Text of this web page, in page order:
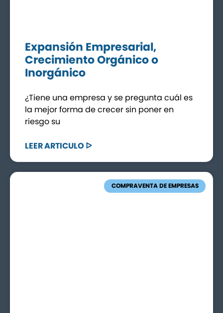
Expansión Empresarial,
Crecimiento Orgánico o
Inorgánico
¿Tiene una empresa y se pregunta cuál es
la mejor forma de crecer sin poner en
riesgo su
LEER ARTICULO ᐅ
COMPRAVENTA DE EMPRESAS